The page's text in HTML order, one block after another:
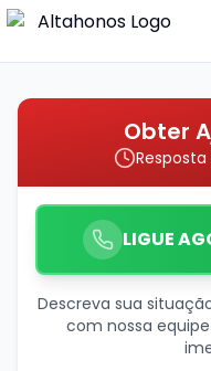
Obter
LIGUE
Descreva sua
com nossa